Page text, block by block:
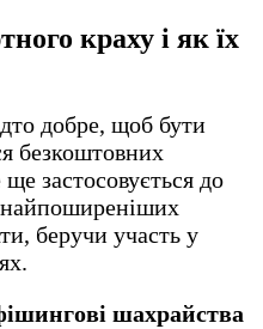
краху і як їх
добре, щоб бути
безкоштовних
застосовується до
найпоширеніших
беручи участь у
шахрайства